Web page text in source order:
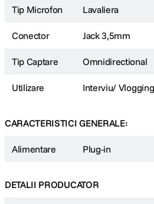
Acoustic Principle: Permanently Polarised
Greutate: aprox. 53g
Tip Microfon Lavaliera
Conector Jack 3,5mm
Tip Captare Omnidirectional
Utilizare Interviu/ Vlogging
CARACTERISTICI GENERALE:
Alimentare Plug-in
DETALII PRODUCATOR